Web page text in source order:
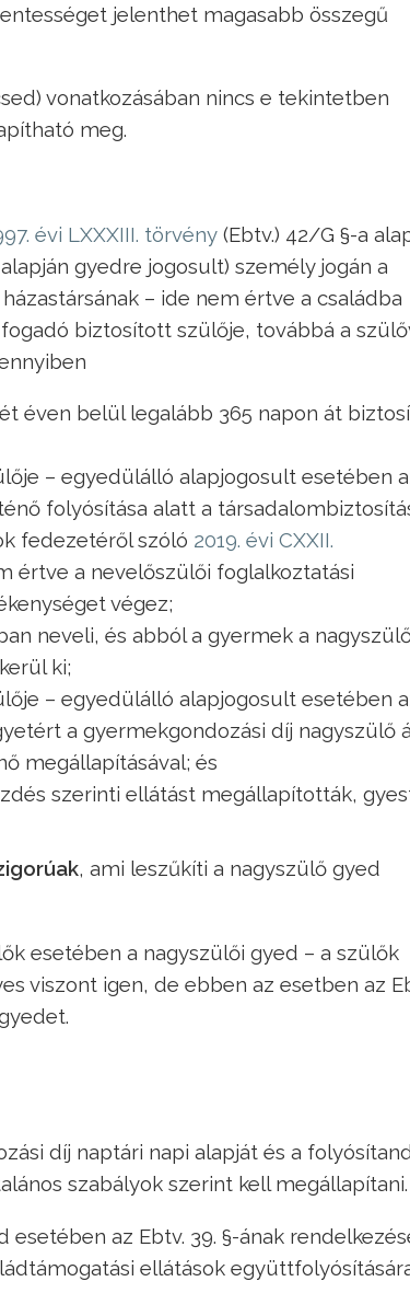
jelenthet magasabb összegű
vonatkozásában nincs e tekintetben
meg.
évi LXXXIII. törvény (Ebtv.) 42/G §-a
gyedre jogosult) személy jogán a
– ide nem értve a családba
biztosított szülője, továbbá a
éven belül legalább 365 napon át
– egyedülálló alapjogosult esetében
folyósítása alatt a
fedezetéről szóló 2019. évi CXXII.
értve a nevelőszülői foglalkoztatási
végez;
neveli, és abból a gyermek a
ki;
– egyedülálló alapjogosult esetében
a gyermekgondozási díj nagyszülő
megállapításával; és
szerinti ellátást megállapították,
, ami leszűkíti a nagyszülő gyed
esetében a nagyszülői gyed – a szülők
viszont igen, de ebben az esetben az
díj naptári napi alapját és a
szabályok szerint kell megállapítani.
az Ebtv. 39. §-ának
ellátások